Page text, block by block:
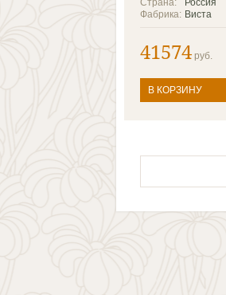
Россия
Страна:
Виста
Фабрика:
41574 руб.
В КОРЗИНУ